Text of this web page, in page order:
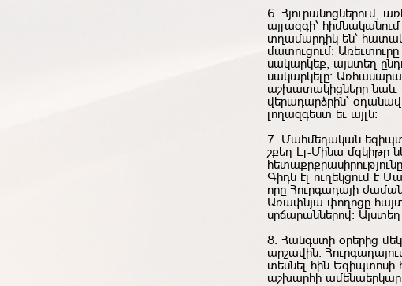
6. Հյուրանոցներում,
այլազգի՝
տղամարդիկ են՝
մատուցում։
սակարկեք, այստեղ
սակարկելը։
աշխատակիցները նաև
վերադարձրին՝
լողազգեստ եւ այլն։
7. Մահմեդական
շքեղ Էլ-Մինա մզկիթը
հետաքրքրասիրությունը
Գիդն էլ ուղեկցում է
որը Հուրգադայի
Առափնյա փողոցը
սրճարաններով:
8. Հանգստի օրերից
արշավին։
տեսնել հին
աշխարհի ամենաերկար